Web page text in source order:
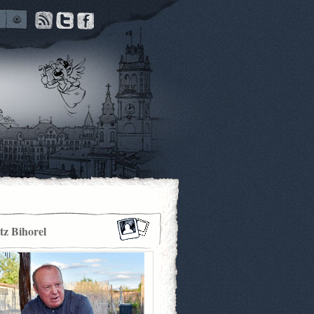
Bihorel